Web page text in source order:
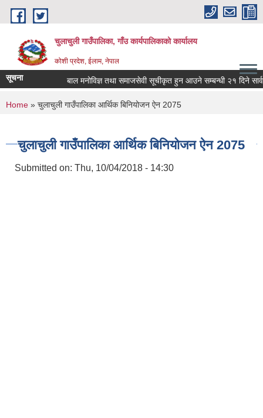
Skip to main content
चुलाचुली गाउँपालिका, गाँउ कार्यपालिकाको कार्यालय
कोशी प्रदेश, ईलाम, नेपाल
सूचना बाल मनोविज्ञ तथा समाजसेवी सूचीकृत हुन आउने सम्बन्धी २१ दिने
You are here
Home » चुलाचुली गाउँपालिका आर्थिक बिनियोजन ऐन 2075
चुलाचुली गाउँपालिका आर्थिक बिनियोजन ऐन 2075
Submitted on: Thu, 10/04/2018 - 14:30